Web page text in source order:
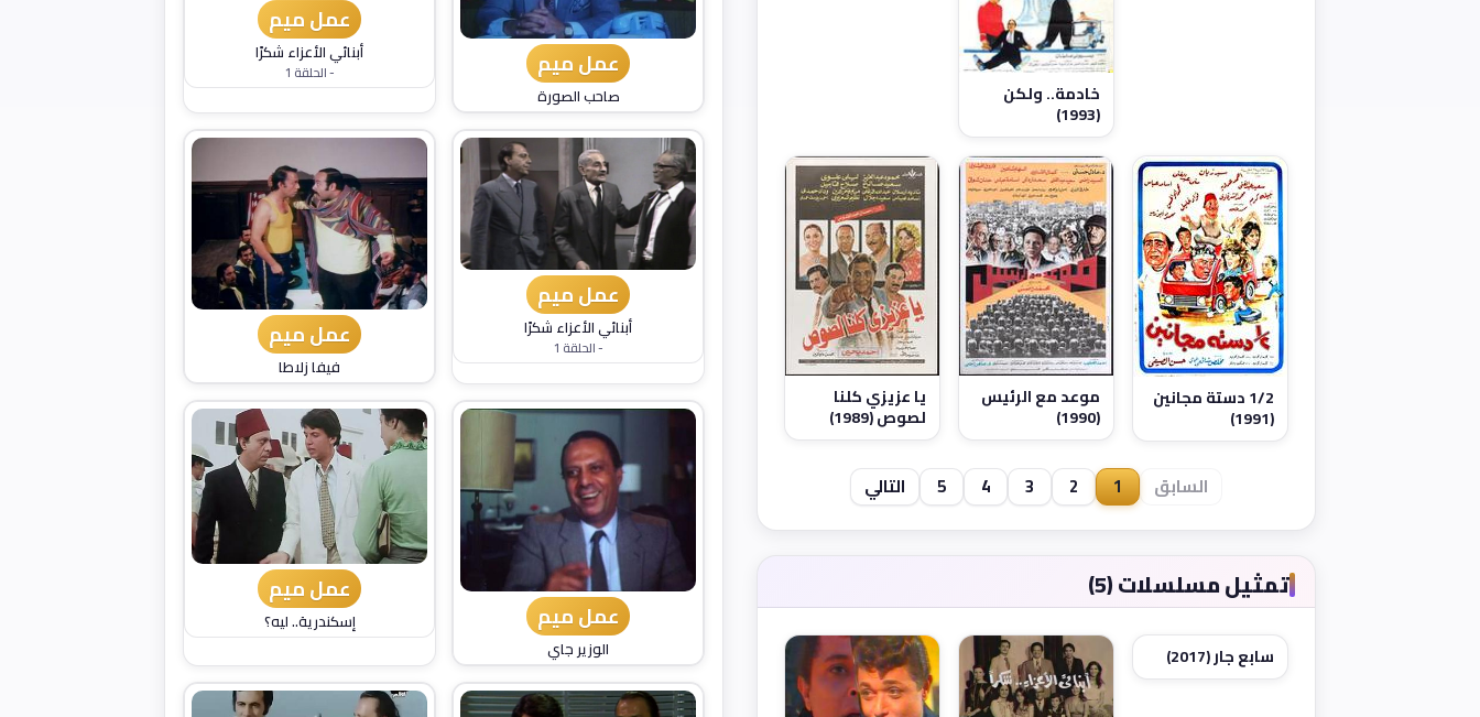
خادمة.. ولكن
(1993)
1/2 دستة مجانين
(1991)
موعد مع الرئيس
(1990)
يا عزيزي كلنا
لصوص (1989)
السابق 1
2
3
4
5 التالي
تمثيل مسلسلات (5)
سابع جار (2017)
عمل ميم
صاحب الصورة
عمل ميم
أبنائي الأعزاء شكرًا
- الحلقة 1
عمل ميم
أبنائي الأعزاء شكرًا
- الحلقة 1 عمل ميم
فيفا زلاطا
عمل ميم
الوزير جاي
عمل ميم
إسكندرية.. ليه؟